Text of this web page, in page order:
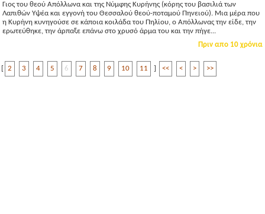
Γιος του θεού Απόλλωνα και της Νύμφης Κυρήνης (κόρης του βασιλιά των
Λαπιθών Υψέα και εγγονή του Θεσσαλού θεού-ποταμού Πηνειού). Μια μέρα που
η Κυρήνη κυνηγούσε σε κάποια κοιλάδα του Πηλίου, ο Απόλλωνας την είδε, την
ερωτεύθηκε, την άρπαξε επάνω στο χρυσό άρμα του και την πήγε...
Πριν απο 10 χρόνια
2 3 4 5 6 7 8 9 10 11 << < > >>